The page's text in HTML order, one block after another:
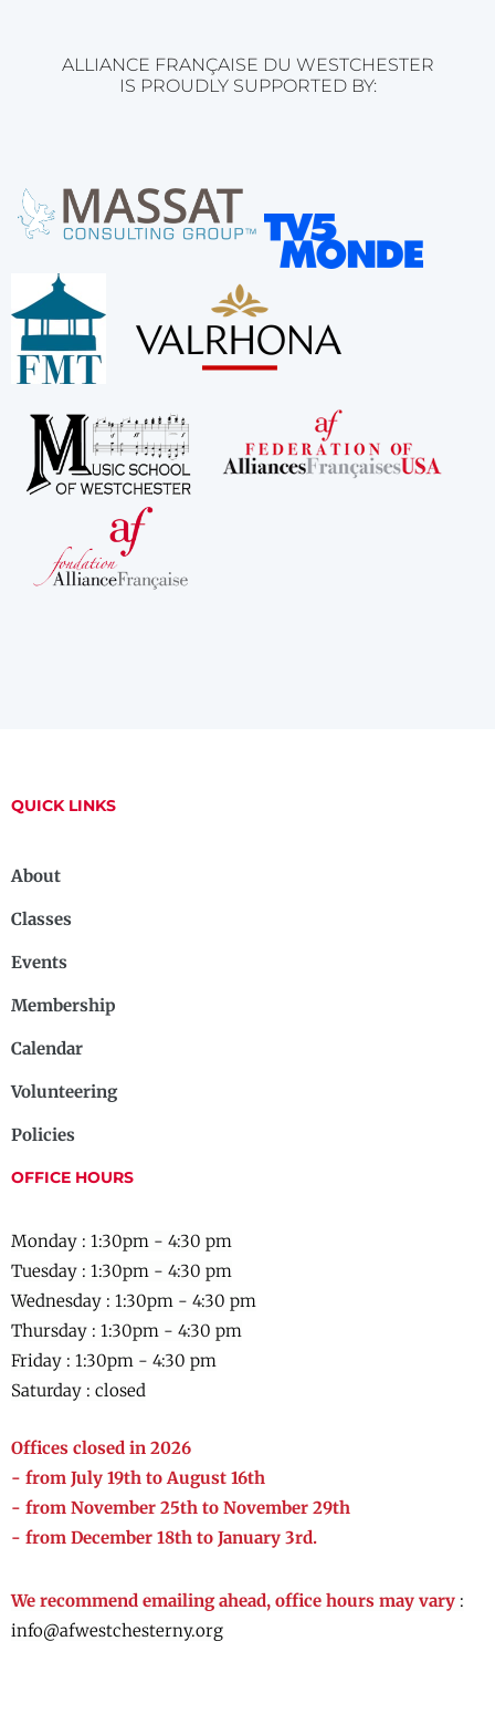
ALLIANCE FRANÇAISE DU WESTCHESTER
IS PROUDLY SUPPORTED BY:
QUICK LINKS
About
Classes
Events
Membership
Calendar
Volunteering
Policies
OFFICE HOURS
Monday : 1:30pm - 4:30 pm
Tuesday : 1:30pm - 4:30 pm
Wednesday : 1:30pm - 4:30 pm
Thursday : 1:30pm - 4:30 pm
Friday : 1:30pm - 4:30 pm
Saturday : closed
Offices closed in 2026
- from July 19th to August 16th
- from November 25th to November 29th
- from December 18th to January 3rd.
We recommend emailing ahead, office hours may vary :
info@afwestchesterny.org